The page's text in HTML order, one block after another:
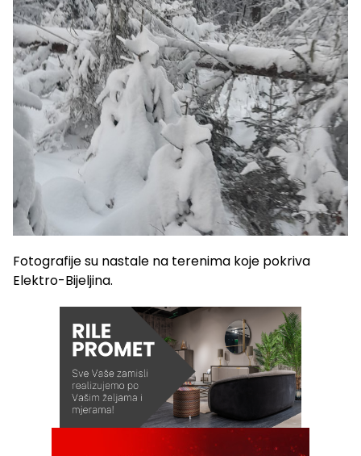
Fotografije su nastale na terenima koje pokriva
Elektro-Bijeljina.